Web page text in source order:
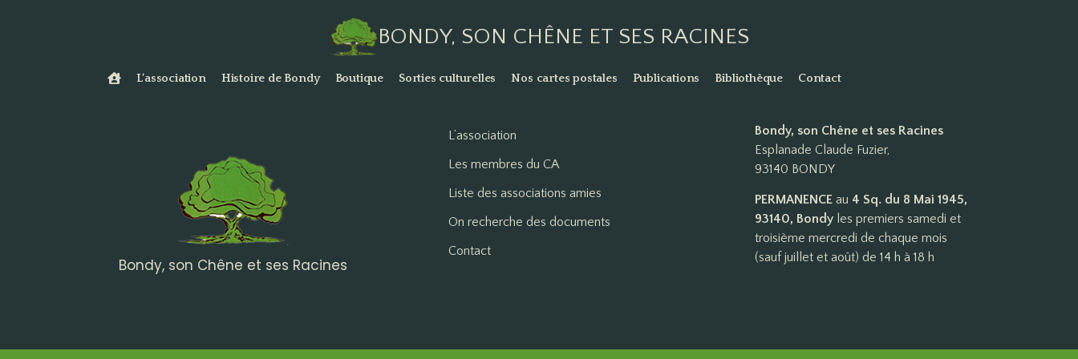
BONDY, SON CHÊNE ET SES RACINES
L’association Histoire de Bondy Boutique Sorties culturelles Nos cartes postales Publications Bibliothèque Contact
Bondy, son Chêne et ses Racines
L’association
Les membres du CA
Liste des associations amies
On recherche des documents
Contact
Bondy, son Chêne et ses Racines
Esplanade Claude Fuzier,
93140 BONDY
PERMANENCEau 4 Sq. du 8 Mai 1945,
93140, Bondyles premiers samedi et
troisième mercredi de chaque mois
(sauf juillet et août) de 14 h à 18 h